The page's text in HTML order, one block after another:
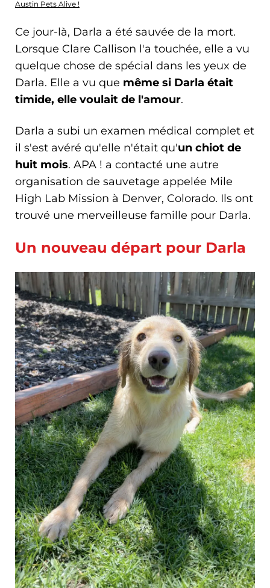
Austin Pets Alive !
Ce jour-là, Darla a été sauvée de la mort.
Lorsque Clare Callison l'a touchée, elle a vu
quelque chose de spécial dans les yeux de
Darla. Elle a vu que même si Darla était
timide, elle voulait de l'amour.
Darla a subi un examen médical complet et
il s'est avéré qu'elle n'était qu'un chiot de
huit mois. APA ! a contacté une autre
organisation de sauvetage appelée Mile
High Lab Mission à Denver, Colorado. Ils ont
trouvé une merveilleuse famille pour Darla.
Un nouveau départ pour Darla